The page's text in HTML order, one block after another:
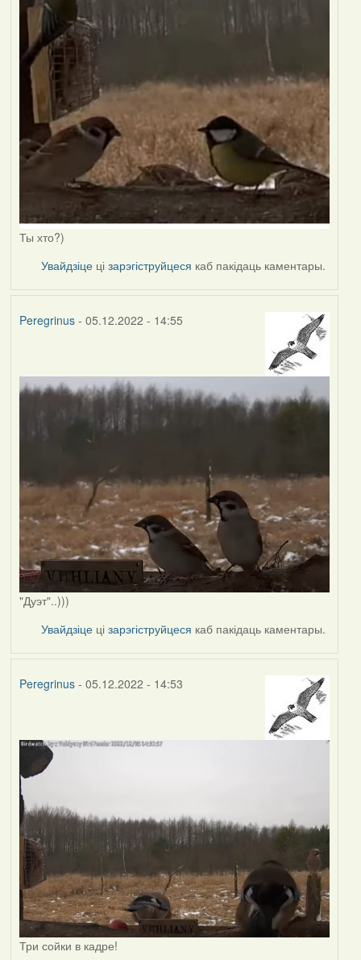
Ты хто?)
Увайдзіце цізарэгіструйцеся каб пакідаць каментары.
Peregrinus- 05.12.2022 - 14:55
"Дуэт"..)))
Увайдзіце цізарэгіструйцеся каб пакідаць каментары.
Peregrinus- 05.12.2022 - 14:53
Три сойки в кадре!